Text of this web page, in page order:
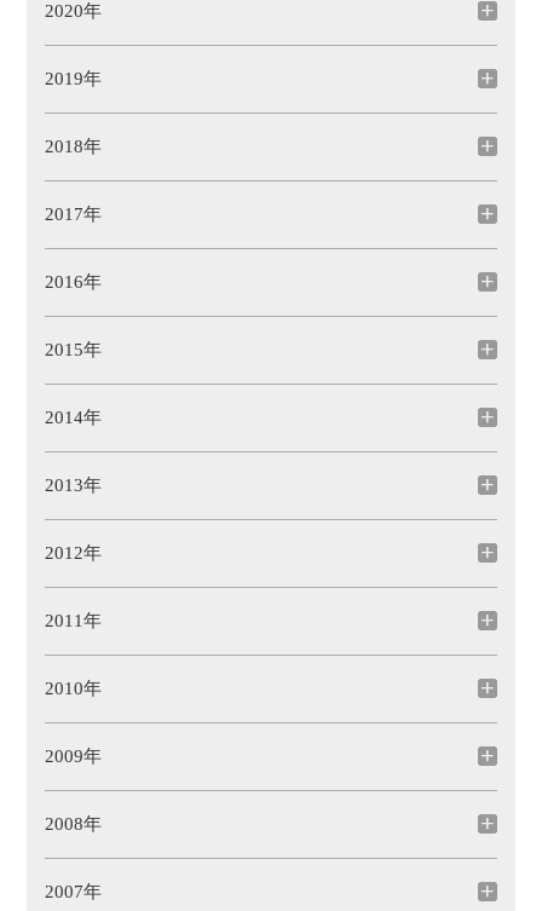
2020年
2019年
2018年
2017年
2016年
2015年
2014年
2013年
2012年
2011年
2010年
2009年
2008年
2007年